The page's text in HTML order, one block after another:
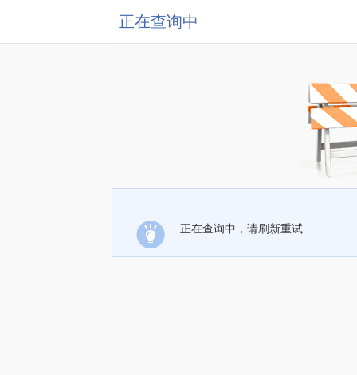
正在查询中
正在查询中，请刷新重试